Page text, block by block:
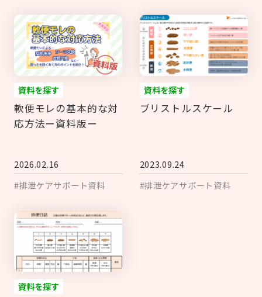
資料を探す
軟便モレの基本的な対
応方法ー資料版ー
2026.02.16
#排泄ケアサポート資料
資料を探す
ブリストルスケール
2023.09.24
#排泄ケアサポート資料
資料を探す